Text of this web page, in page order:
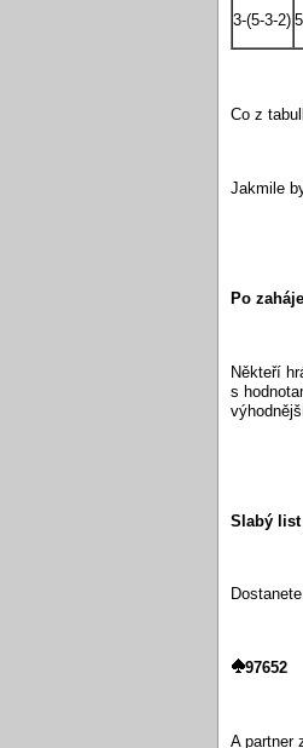
3-(5-3-2)
Co z
Jakmile
Po
Někteří
s
Slabý
97652
A partner